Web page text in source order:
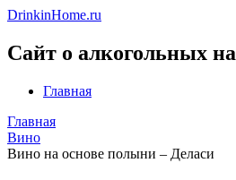
DrinkinHome.ru
Сайт о алкогольных
Главная
Главная
Вино
Вино на основе полыни – Деласи